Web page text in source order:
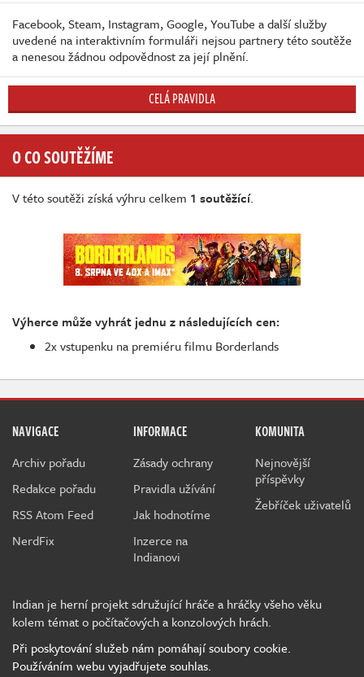
Facebook, Steam, Instagram, Google, YouTube a další služby
uvedené na interaktivním formuláři nejsou partnery této soutěže
a nenesou žádnou odpovědnost za její plnění.
CELÁ PRAVIDLA
O CO SOUTĚŽÍME
V této soutěži získá výhru celkem 1 soutěžící.
Výherce může vyhrát jednu z následujících cen:
2x vstupenku na premiéru filmu Borderlands
NAVIGACE
Archiv pořadu
Redakce pořadu
RSS Atom Feed
NerdFix
INFORMACE
Zásady ochrany
Pravidla užívání
Jak hodnotíme
Inzerce na
Indianovi
KOMUNITA
Nejnovější
příspěvky
Žebříček uživatelů
Indian je herní projekt sdružující hráče a hráčky všeho věku
kolem témat o počítačových a konzolových hrách.
Při poskytování služeb nám pomáhají soubory cookie.
Používáním webu vyjadřujete souhlas.